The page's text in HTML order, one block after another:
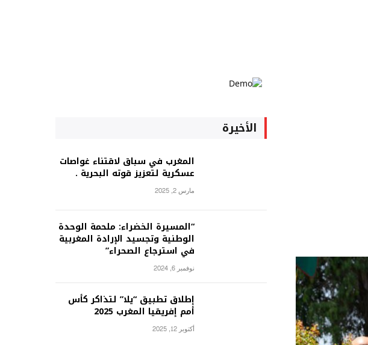
الأخيرة
المغرب في سباق لاقتناء غواصات
عسكرية لتعزيز قوته البحرية .
مارس 2, 2025
“المسيرة الخضراء: ملحمة الوحدة
الوطنية وتجسيد الإرادة المغربية
في استرجاع الصحراء”
نوفمبر 6, 2024
إطلاق تطبيق “يلا” لتذاكر كأس
أمم إفريقيا المغرب 2025
أكتوبر 12, 2025